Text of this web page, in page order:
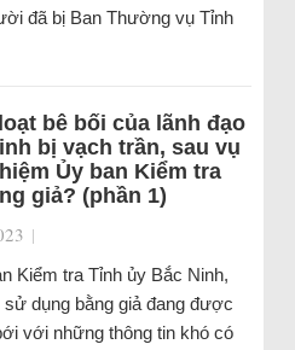
đã bị Ban Thường vụ Tỉnh
bê bối của lãnh đạo
bị vạch trần, sau vụ
Ủy ban Kiểm tra
giả? (phần 1)
|
Kiểm tra Tỉnh ủy Bắc Ninh,
dụng bằng giả đang được
với những thông tin khó có